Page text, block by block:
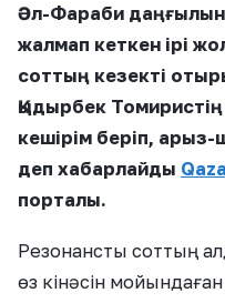
Әл-Фараби
жалмап кеткен ірі
соттың кезекті
Қыдырбек
кешірім беріп,
деп хабарлайды
порталы.
Резонансты соттың
өз кінәсін